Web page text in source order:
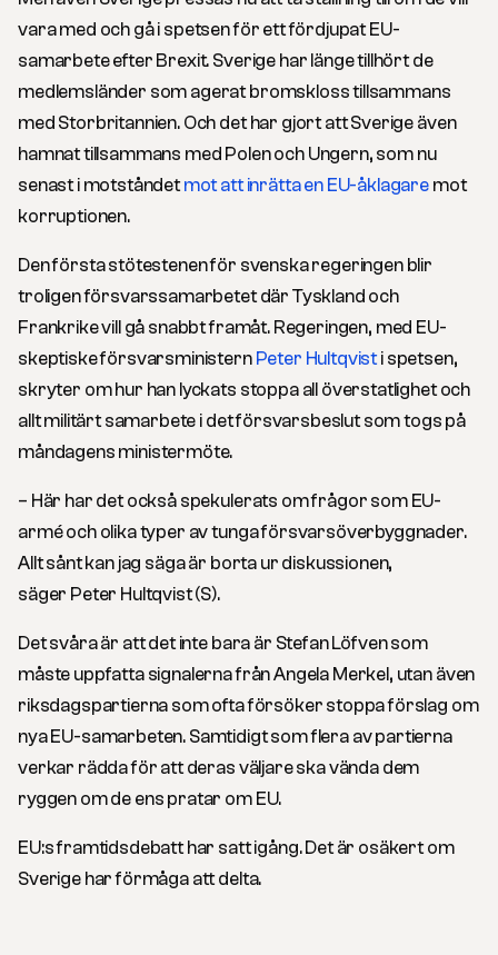
vara med och gå i spetsen för ett fördjupat EU-
samarbete efter Brexit. Sverige har länge tillhört de
medlemsländer som agerat bromskloss tillsammans
med Storbritannien. Och det har gjort att Sverige även
hamnat tillsammans med Polen och Ungern, som nu
senast i motståndetmot att inrätta en EU-åklagare mot
korruptionen.
Den första stötestenen för svenska regeringen blir
troligen försvarssamarbetet där Tyskland och
Frankrike vill gå snabbt framåt. Regeringen, med EU-
skeptiske försvarsministern Peter Hultqvisti spetsen,
skryter om hur han lyckats stoppa all överstatlighet och
allt militärt samarbete i det försvarsbeslut som togs på
måndagens ministermöte.
– Här har det också spekulerats om frågor som EU-
armé och olika typer av tunga försvarsöverbyggnader.
Allt sånt kan jag säga är borta ur diskussionen,
säger Peter Hultqvist (S).
Det svåra är att det inte bara är Stefan Löfven som
måste uppfatta signalerna från Angela Merkel, utan även
riksdagspartierna som ofta försöker stoppa förslag om
nya EU-samarbeten. Samtidigt som flera av partierna
verkar rädda för att deras väljare ska vända dem
ryggen om de ens pratar om EU.
EU:s framtidsdebatt har satt igång. Det är osäkert om
Sverige har förmåga att delta.